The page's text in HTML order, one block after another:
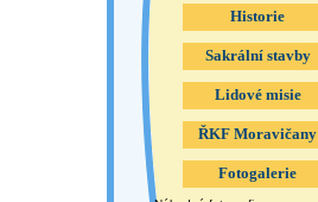
Historie
Sakrální stavby
Lidové misie
ŘKF Moravičany
Fotogalerie